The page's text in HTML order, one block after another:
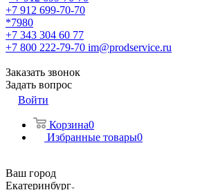
+7 912 699-70-70
*7980
+7 343 304 60 77
+7 800 222-79-70 im@prodservice.ru
Заказать звонок
Задать вопрос
Войти
Корзина0
Избранные товары0
Ваш город
Екатеринбург